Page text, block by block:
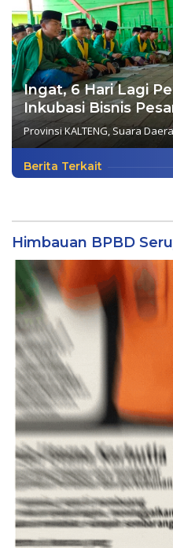
Ingat, 6 Hari Lagi
Inkubasi Bisnis
Provinsi KALTENG, Suara
Berita Terkait
Himbauan BPBD